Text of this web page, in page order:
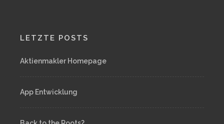
LETZTE POSTS
Aktienmakler Homepage
App Entwicklung